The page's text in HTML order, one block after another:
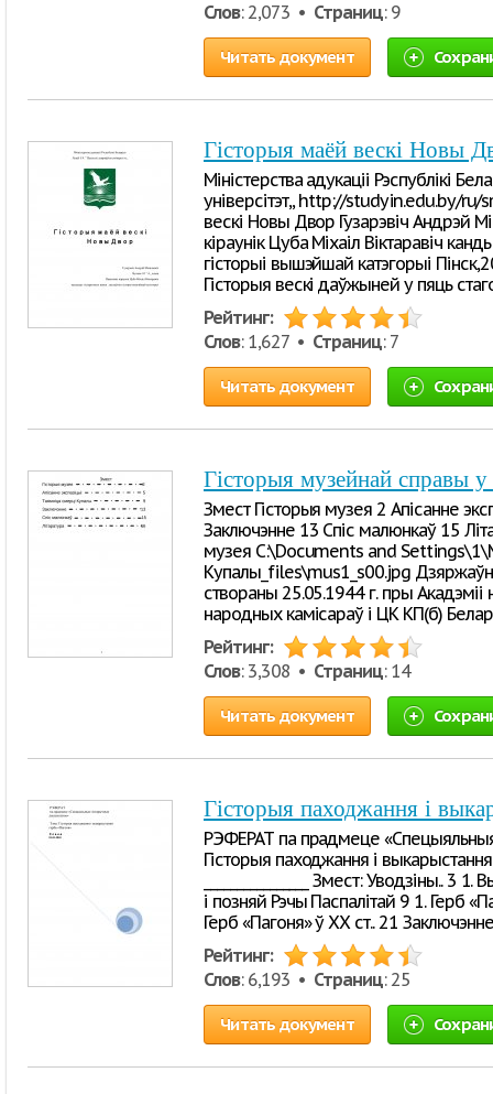
Слов: 2,073 • Страниц: 9
Читать документ
Гісторыя маёй вескі Новы
Міністерства адукаціі Рэспублікі
універсітэт,, http://studyin.edu.by/
вескі Новы Двор Гузарэвіч Андрэй
кіраунік Цуба Міхаіл Віктаравіч
гісторыі вышэйшай катэгорыі
Гісторыя вескі даўжыней у пяць
Рейтинг:
Слов: 1,627 • Страниц: 7
Читать документ
Гісторыя музейнай справы у
Змест Гісторыя музея 2 Апісанне
Заключэнне 13 Спіс малюнкаў 15
музея C:\Documents and
Купалы_files\mus1_s00.jpg
створаны 25.05.1944 г. пры
народных камісараў і ЦК КП(б)
Рейтинг:
Слов: 3,308 • Страниц: 14
Читать документ
Гісторыя паходжання і
РЭФЕРАТ па прадмеце
Гісторыя паходжання і
________________ Змест: Уводзіны.. 3
і позняй Рэчы Паспалітай 9 1. Герб
Герб «Пагоня» ў XX ст.. 21
Рейтинг:
Слов: 6,193 • Страниц: 25
Читать документ